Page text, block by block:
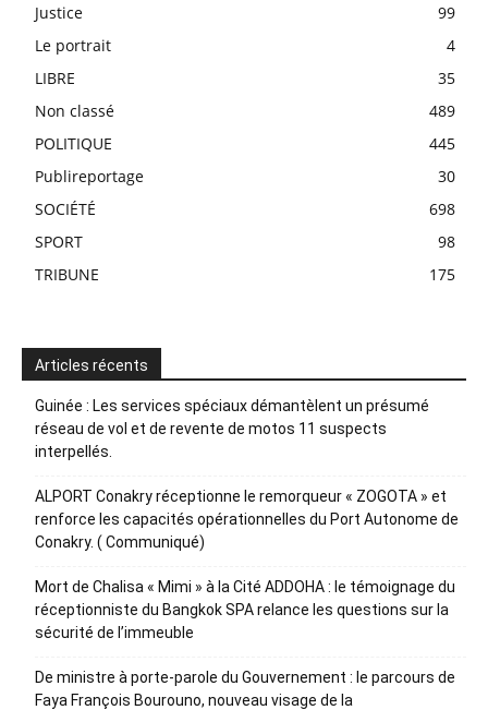
Justice
99
Le portrait
4
LIBRE
35
Non classé
489
POLITIQUE
445
Publireportage
30
SOCIÉTÉ
698
SPORT
98
TRIBUNE
175
Articles récents
Guinée : Les services spéciaux démantèlent un présumé
réseau de vol et de revente de motos 11 suspects
interpellés.
ALPORT Conakry réceptionne le remorqueur « ZOGOTA » et
renforce les capacités opérationnelles du Port Autonome de
Conakry. ( Communiqué)
Mort de Chalisa « Mimi » à la Cité ADDOHA : le témoignage du
réceptionniste du Bangkok SPA relance les questions sur la
sécurité de l’immeuble
De ministre à porte-parole du Gouvernement : le parcours de
Faya François Bourouno, nouveau visage de la